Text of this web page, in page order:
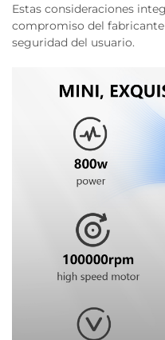
Estas consideraciones
compromiso del
seguridad del usuario.